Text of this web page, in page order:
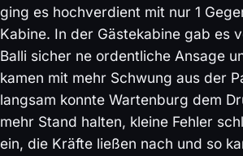
ging es hochverdient mit nur 1
Kabine. In der Gästekabine gab es
Balli sicher ne ordentliche Ansage
kamen mit mehr Schwung aus der
langsam konnte Wartenburg dem
mehr Stand halten, kleine Fehler
ein, die Kräfte ließen nach und so